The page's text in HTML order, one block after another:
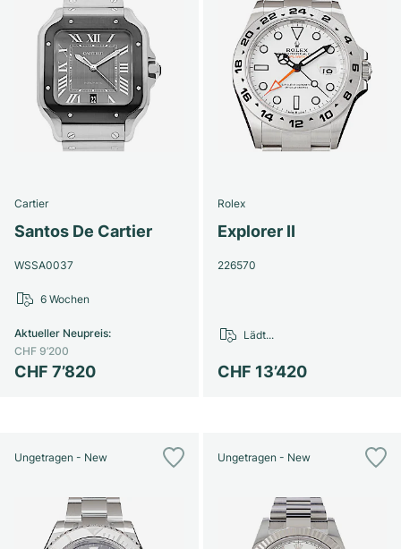
Cartier
Santos De Cartier
WSSA0037
CHF 7’820
Aktueller Neupreis:
CHF 9’200
6 Wochen
Rolex
Explorer II
226570
CHF 13’420
Lädt...
Ungetragen - New Ungetragen - New